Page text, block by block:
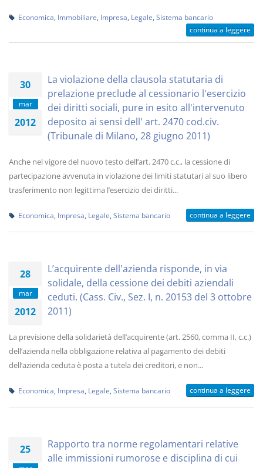
Economica Immobiliare Impresa Legale Sistema bancario
continua a leggere
30
mar
2012
La violazione della clausola statutaria di
prelazione preclude al cessionario l'esercizio
dei diritti sociali, pure in esito all'intervenuto
deposito ai sensi dell' art. 2470 cod.civ.
(Tribunale di Milano, 28 giugno 2011)
Anche nel vigore del nuovo testo dell’art. 2470 c.c., la cessione di
partecipazione avvenuta in violazione dei limiti statutari al suo libero
trasferimento non legittima l’esercizio dei diritti...
Economica Impresa Legale Sistema bancario continua a leggere
28
mar
2012
L’acquirente dell'azienda risponde, in via
solidale, della cessione dei debiti aziendali
ceduti. (Cass. Civ., Sez. I, n. 20153 del 3 ottobre
2011)
La previsione della solidarietà dell’acquirente (art. 2560, comma II, c.c.)
dell’azienda nella obbligazione relativa al pagamento dei debiti
dell’azienda ceduta è posta a tutela dei creditori, e non...
Economica Impresa Legale Sistema bancario continua a leggere
25
Rapporto tra norme regolamentari relative
alle immissioni rumorose e disciplina di cui